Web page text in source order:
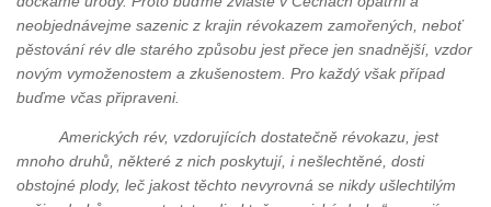
neobjednávejme sazenic z krajin révokazem zamořených, neboť
pěstování rév dle starého způsobu jest přece jen snadnější, vzdor
novým vymoženostem a zkušenostem. Pro každý však případ
buďme včas připraveni.
Amerických rév, vzdorujících dostatečně révokazu, jest
mnoho druhů, některé z nich poskytují, i nešlechtěné, dosti
obstojné plody, leč jakost těchto nevyrovná se nikdy ušlechtilým